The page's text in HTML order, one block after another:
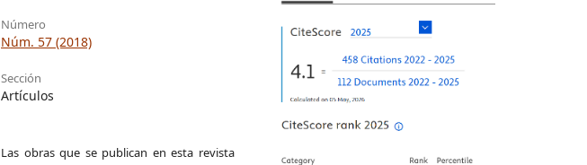
Número
Núm. 57 (2018)
Sección
Artículos
Las obras que se publican en esta revista